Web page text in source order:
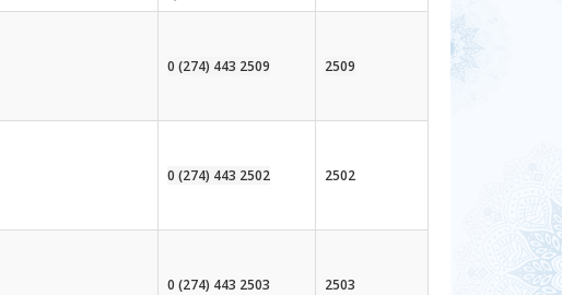
0 (274) 443 2509 2509
0 (274) 443 2502 2502
0 (274) 443 2503 2503